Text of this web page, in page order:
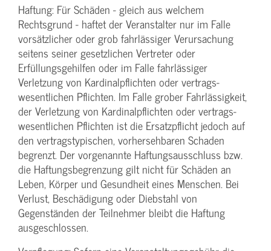
Haftung: Für Schäden - gleich aus welchem
Rechtsgrund - haftet der Veranstalter nur im Falle
vorsätzlicher oder grob fahrlässiger Verursachung
seitens seiner gesetzlichen Vertreter oder
Erfüllungsgehilfen oder im Falle fahrlässiger
Verletzung von Kardinalpflichten oder vertrags­
wesentlichen Pflichten. Im Falle grober Fahrlässigkeit,
der Verletzung von Kardinalpflichten oder vertrags­
wesentlichen Pflichten ist die Ersatzpflicht jedoch auf
den vertragstypischen, vorhersehbaren Schaden
begrenzt. Der vorgenannte Haftungs­ausschluss bzw.
die Haftungs­begrenzung gilt nicht für Schäden an
Leben, Körper und Gesundheit eines Menschen. Bei
Verlust, Beschädigung oder Diebstahl von
Gegenständen der Teilnehmer bleibt die Haftung
ausgeschlossen.